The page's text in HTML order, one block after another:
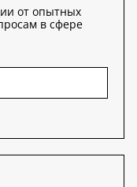
от опытных
в сфере